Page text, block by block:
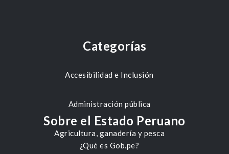
Categorías
Accesibilidad e Inclusión
Administración pública
Agricultura, ganadería y pesca
Sobre el Estado Peruano
¿Qué es Gob.pe?